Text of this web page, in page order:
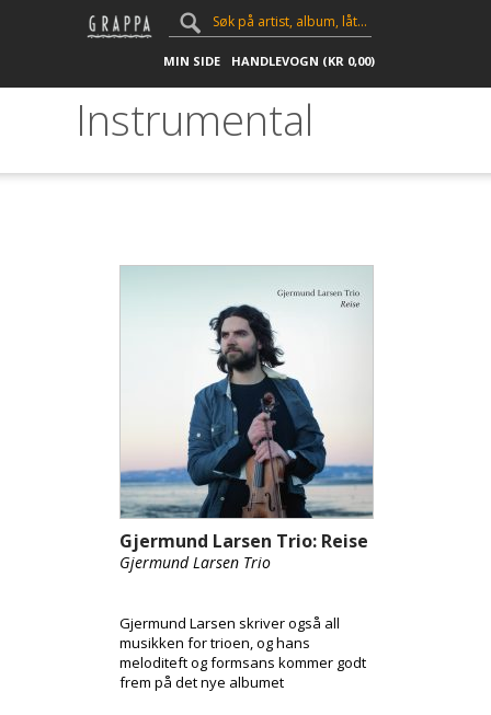
MIN SIDE HANDLEVOGN (KR 0,00)
Instrumental
Gjermund Larsen Trio: Reise
Gjermund Larsen Trio
Gjermund Larsen skriver også all
musikken for trioen, og hans
meloditeft og formsans kommer godt
frem på det nye albumet